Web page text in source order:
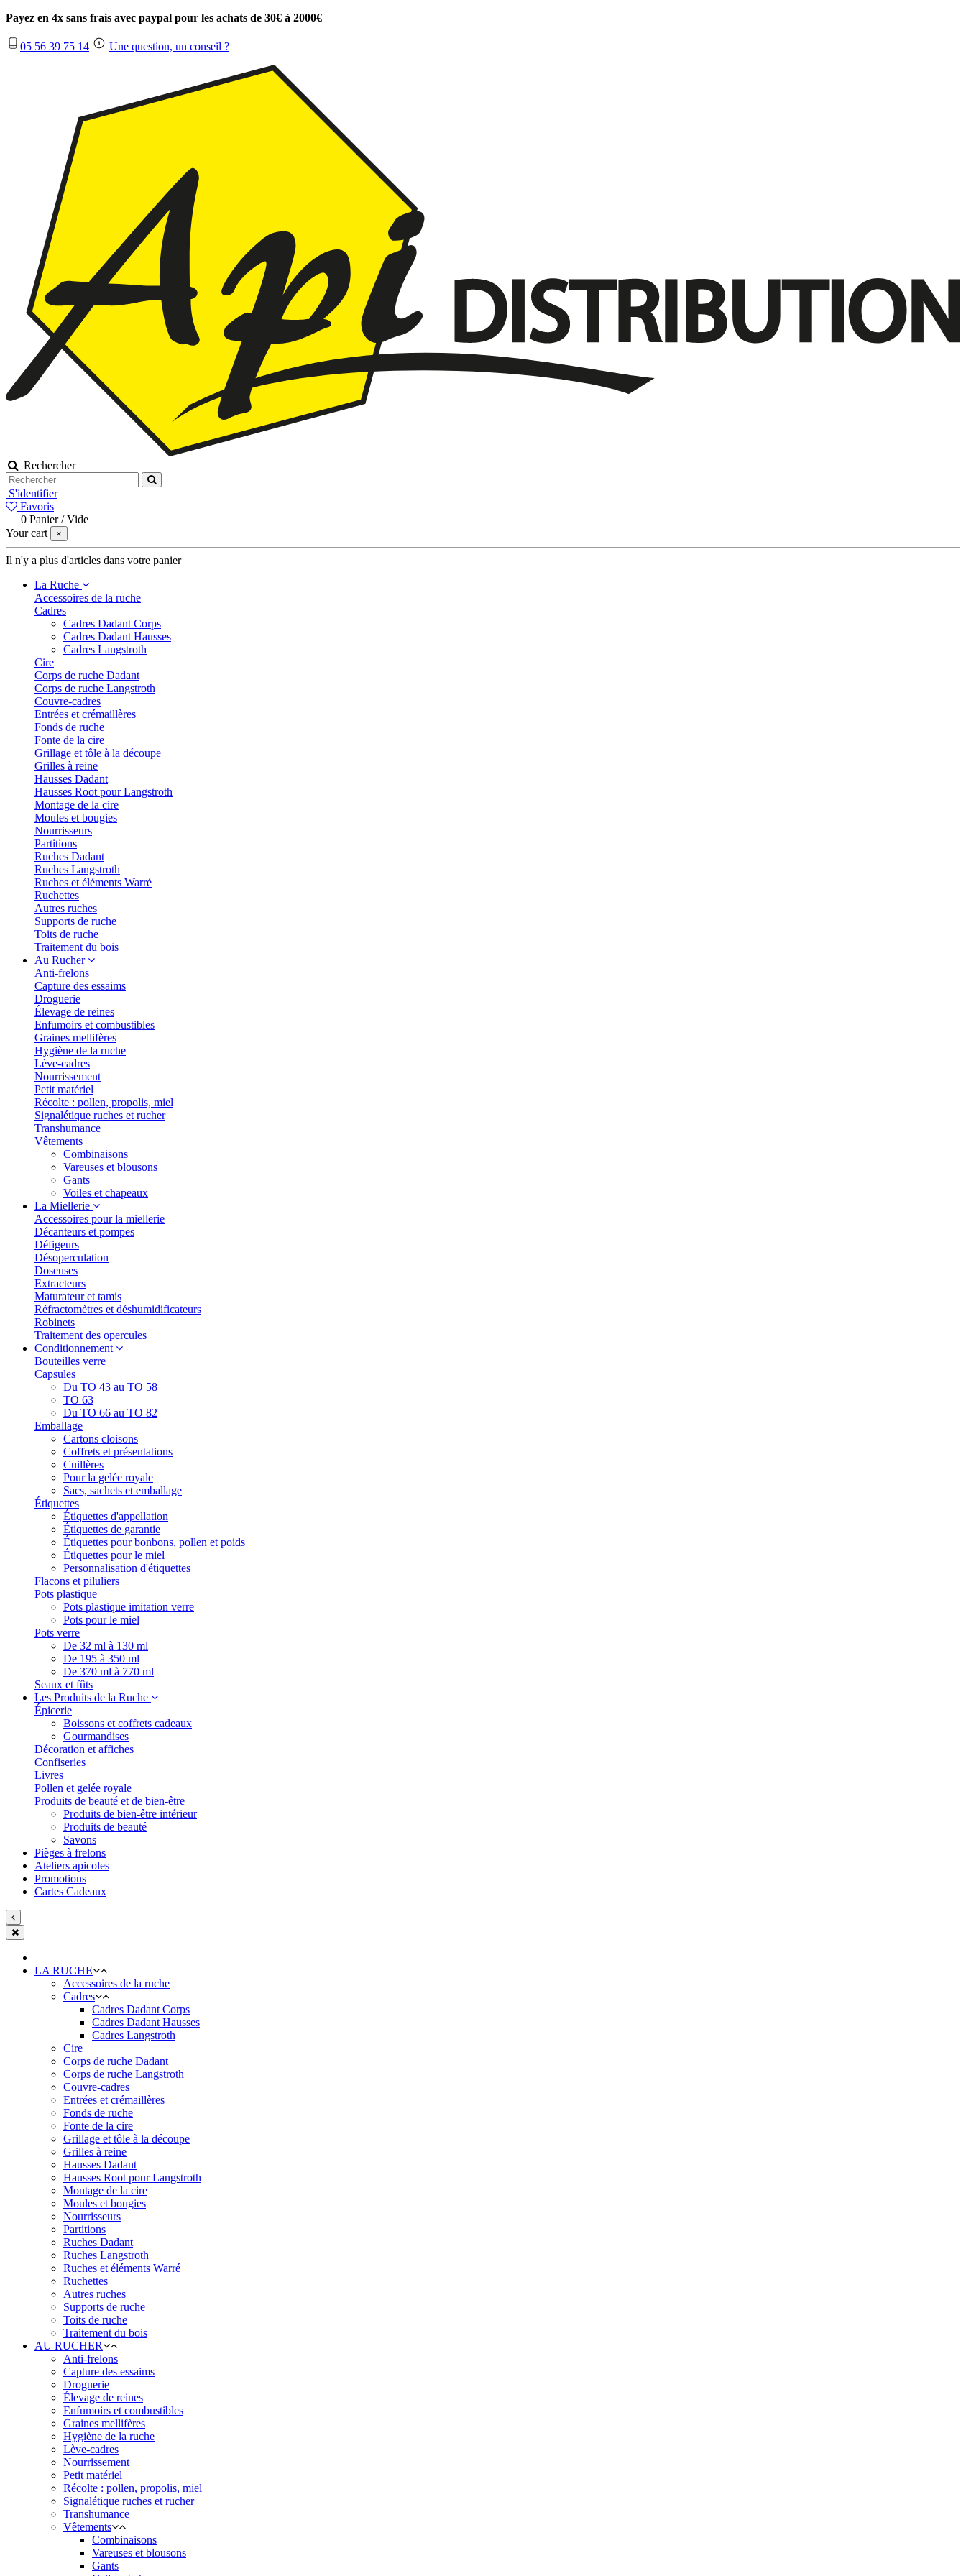
Payez en 4x sans frais avec paypal pour les achats de 30€ à 2000€
05 56 39 75 14 Une question, un conseil ?
Rechercher
S'identifier
Favoris
0 Panier /Vide
Your cart
×
Il n'y a plus d'articles dans votre panier
La Ruche
Accessoires de la ruche
Cadres
Cadres Dadant Corps
Cadres Dadant Hausses
Cadres Langstroth
Cire
Corps de ruche Dadant
Corps de ruche Langstroth
Couvre-cadres
Entrées et crémaillères
Fonds de ruche
Fonte de la cire
Grillage et tôle à la découpe
Grilles à reine
Hausses Dadant
Hausses Root pour Langstroth
Montage de la cire
Moules et bougies
Nourrisseurs
Partitions
Ruches Dadant
Ruches Langstroth
Ruches et éléments Warré
Ruchettes
Autres ruches
Supports de ruche
Toits de ruche
Traitement du bois
Au Rucher
Anti-frelons
Capture des essaims
Droguerie
Élevage de reines
Enfumoirs et combustibles
Graines mellifères
Hygiène de la ruche
Lève-cadres
Nourrissement
Petit matériel
Récolte : pollen, propolis, miel
Signalétique ruches et rucher
Transhumance
Vêtements
Combinaisons
Vareuses et blousons
Gants
Voiles et chapeaux
La Miellerie
Accessoires pour la miellerie
Décanteurs et pompes
Défigeurs
Désoperculation
Doseuses
Extracteurs
Maturateur et tamis
Réfractomètres et déshumidificateurs
Robinets
Traitement des opercules
Conditionnement
Bouteilles verre
Capsules
Du TO 43 au TO 58
TO 63
Du TO 66 au TO 82
Emballage
Cartons cloisons
Coffrets et présentations
Cuillères
Pour la gelée royale
Sacs, sachets et emballage
Étiquettes
Étiquettes d'appellation
Étiquettes de garantie
Étiquettes pour bonbons, pollen et poids
Étiquettes pour le miel
Personnalisation d'étiquettes
Flacons et piluliers
Pots plastique
Pots plastique imitation verre
Pots pour le miel
Pots verre
De 32 ml à 130 ml
De 195 à 350 ml
De 370 ml à 770 ml
Seaux et fûts
Les Produits de la Ruche
Épicerie
Boissons et coffrets cadeaux
Gourmandises
Décoration et affiches
Confiseries
Livres
Pollen et gelée royale
Produits de beauté et de bien-être
Produits de bien-être intérieur
Produits de beauté
Savons
Pièges à frelons
Ateliers apicoles
Promotions
Cartes Cadeaux
LA RUCHE
Accessoires de la ruche
Cadres
Cadres Dadant Corps
Cadres Dadant Hausses
Cadres Langstroth
Cire
Corps de ruche Dadant
Corps de ruche Langstroth
Couvre-cadres
Entrées et crémaillères
Fonds de ruche
Fonte de la cire
Grillage et tôle à la découpe
Grilles à reine
Hausses Dadant
Hausses Root pour Langstroth
Montage de la cire
Moules et bougies
Nourrisseurs
Partitions
Ruches Dadant
Ruches Langstroth
Ruches et éléments Warré
Ruchettes
Autres ruches
Supports de ruche
Toits de ruche
Traitement du bois
AU RUCHER
Anti-frelons
Capture des essaims
Droguerie
Élevage de reines
Enfumoirs et combustibles
Graines mellifères
Hygiène de la ruche
Lève-cadres
Nourrissement
Petit matériel
Récolte : pollen, propolis, miel
Signalétique ruches et rucher
Transhumance
Vêtements
Combinaisons
Vareuses et blousons
Gants